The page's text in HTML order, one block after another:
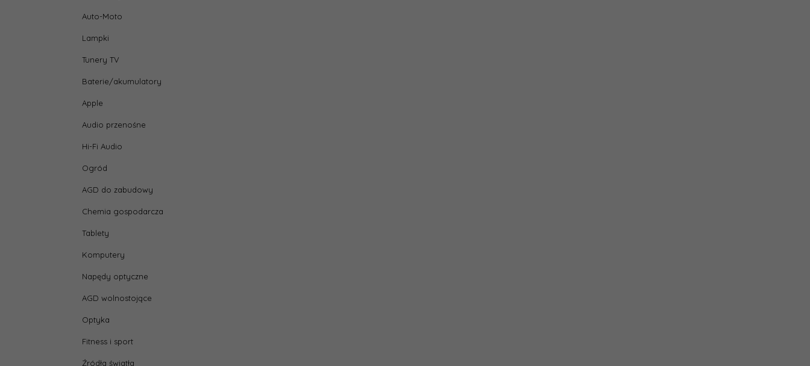
Auto-Moto
Lampki
Tunery TV
Baterie/akumulatory
Apple
Audio przenośne
Hi-Fi Audio
Ogród
AGD do zabudowy
Chemia gospodarcza
Tablety
Komputery
Napędy optyczne
AGD wolnostojące
Optyka
Fitness i sport
Źródła światła